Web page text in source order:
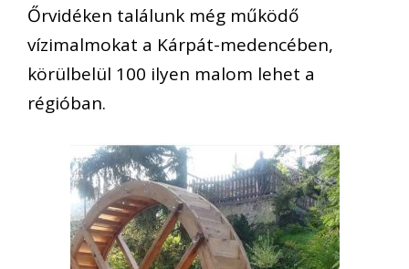
Őrvidéken találunk még működő
vízimalmokat a Kárpát-medencében,
körülbelül 100 ilyen malom lehet a
régióban.